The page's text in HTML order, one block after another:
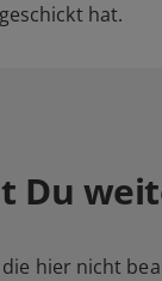
hat.
Du
hier nicht